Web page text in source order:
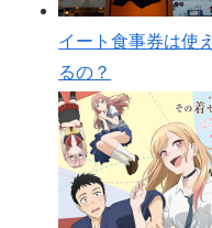
イート食事券は使
るの？